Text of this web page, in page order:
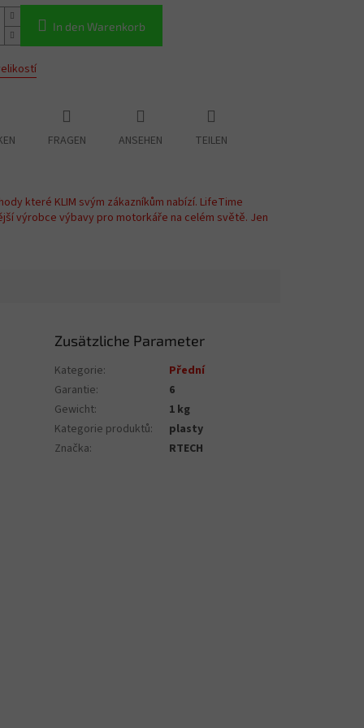
In den Warenkorb
FRAGEN ANSEHEN TEILEN
které KLIM svým zákazníkům nabízí. LifeTime
výrobce výbavy pro motorkáře na celém světě. Jen
Zusätzliche Parameter
Kategorie:
Přední
Garantie:
6
Gewicht:
1 kg
Kategorie produktů:
plasty
Značka: RTECH